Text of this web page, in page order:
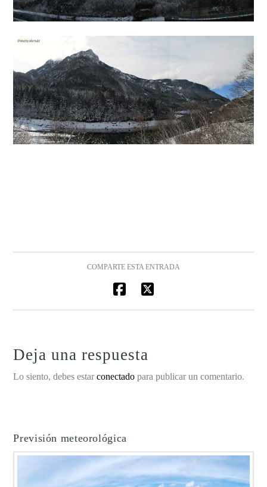
COMPARTE ESTA ENTRADA
Deja una respuesta
Lo siento, debes estarconectado para publicar un comentario.
Previsión meteorológica